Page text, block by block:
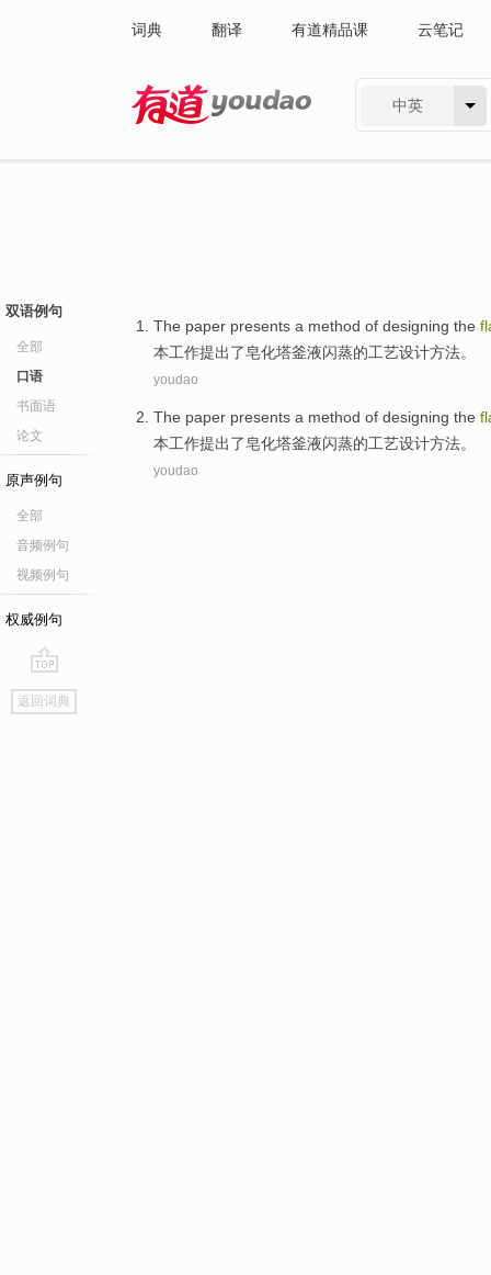
词典 翻译 有道精品课 云笔记
中英
双语例句
全部
口语
书面语
论文
原声例句
全部
音频例句
视频例句
权威例句
go
top
返回词典
The paper presents a method of designing the
本工作提出了皂化塔釜液闪蒸的工艺设计方法。
youdao
The paper presents a method of designing the
本工作提出了皂化塔釜液闪蒸的工艺设计方法。
youdao